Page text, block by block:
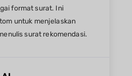
format surat. Ini
untuk menjelaskan
surat rekomendasi.